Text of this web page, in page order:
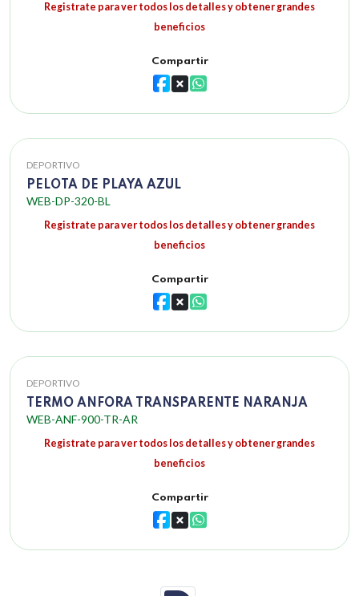
Registrate para ver todos los detalles y obtener grandes
beneficios
Compartir
DEPORTIVO
PELOTA DE PLAYA AZUL
WEB-DP-320-BL
Registrate para ver todos los detalles y obtener grandes
beneficios
Compartir
DEPORTIVO
TERMO ANFORA TRANSPARENTE NARANJA
WEB-ANF-900-TR-AR
Registrate para ver todos los detalles y obtener grandes
beneficios
Compartir